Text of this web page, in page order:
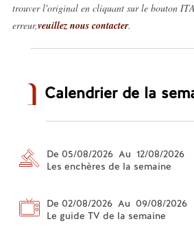
trouver l'original en cliquant sur le bouton
erreur,veuillez nous contacter.
Calendrier de la
De 05/08/2026 Au 12/08/2026
Les enchères de la semaine
De 02/08/2026 Au 09/08/2026
Le guide TV de la semaine